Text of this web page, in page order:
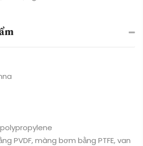
PVDF, màng bơm bằng PTFE, van